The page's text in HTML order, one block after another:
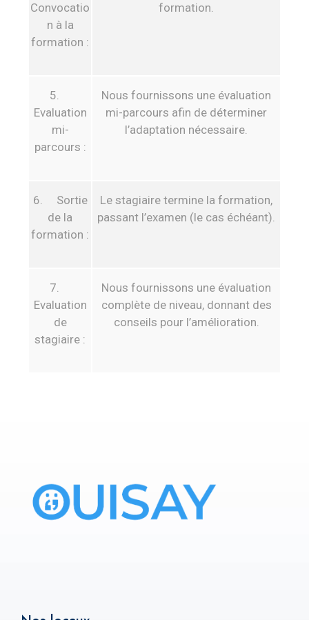
Convocatio
n à la
formation :
formation.
5.
Evaluation
mi-
parcours :
Nous fournissons une évaluation
mi-parcours afin de déterminer
l’adaptation nécessaire.
6. Sortie
de la
formation :
Le stagiaire termine la formation,
passant l’examen (le cas échéant).
7.
Evaluation
de
stagiaire :
Nous fournissons une évaluation
complète de niveau, donnant des
conseils pour l’amélioration.